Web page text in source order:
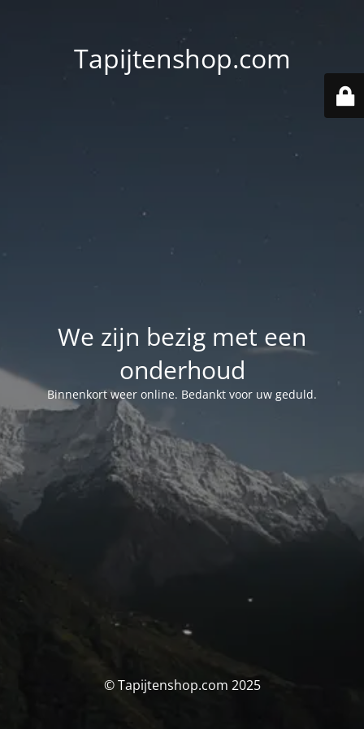
Tapijtenshop.com
We zijn bezig met een
onderhoud
Binnenkort weer online. Bedankt voor uw geduld.
© Tapijtenshop.com 2025